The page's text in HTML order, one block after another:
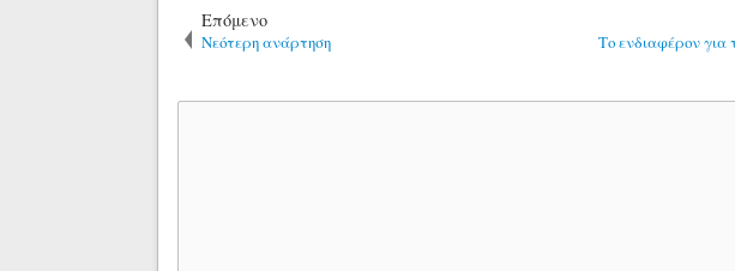
Επόμενο
Νεότερη ανάρτηση
Το ενδιαφέρον για